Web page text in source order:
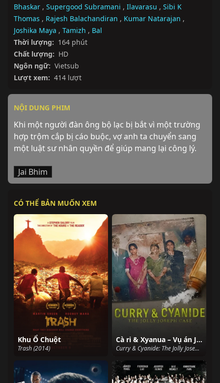
Bhaskar , Supergood Subramani , Ilavarasu , Sibi K
Thomas , Rajesh Balachandiran , Kumar Natarajan ,
Joshika Maya , Tamizh , Bal
Thời lượng: 164 phút
Chất lượng: HD
Ngôn ngữ: Vietsub
Lượt xem: 414 lượt
NỘI DUNG PHIM
Khi một người đàn ông bộ lạc bị bắt vì một trường
hợp trộm cắp bị cáo buộc, vợ anh ta chuyển sang
một luật sư nhân quyền để giúp mang lại công lý.
Jai Bhim
CÓ THỂ BẢN MUỐN XEM
Khu Ổ Chuột
Trash (2014)
Cà ri & Xyanua – Vụ án Jolly Joseph
Curry & Cyanide: The Jolly Joseph Case (2023)